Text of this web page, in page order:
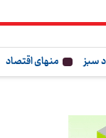
سبز منهای اقتصاد